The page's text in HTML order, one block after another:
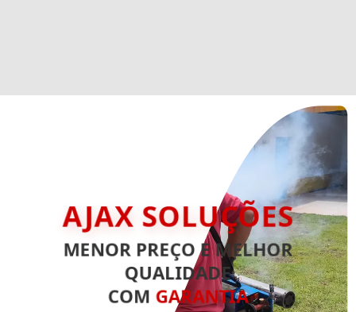
AJAX SOLUÇÕES
MENOR PREÇO E MELHOR
QUALIDADE
COM GARANTIA